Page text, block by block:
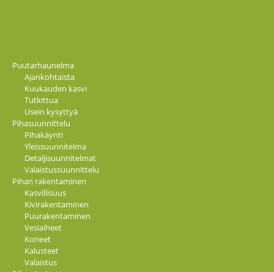
Puutarhaunelma
Ajankohtaista
Kuukauden kasvi
Tutkittua
Usein kysyttyä
Pihasuunnittelu
Pihakäynti
Yleissuunnitelma
Detaljisuunnitelmat
Valaistussuunnittelu
Pihan rakentaminen
Kasvillisuus
Kivirakentaminen
Puurakentaminen
Vesiaiheet
Koneet
Kalusteet
Valaistus